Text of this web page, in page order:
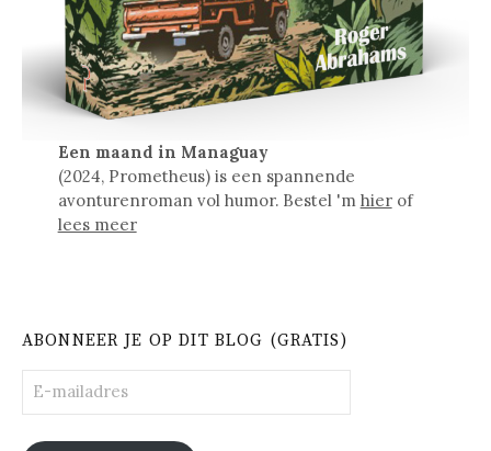
Een maand in Managuay
(2024, Prometheus) is een spannende
avonturenroman vol humor. Bestel 'm hierof
lees meer
ABONNEER JE OP DIT BLOG (GRATIS)
mailadres